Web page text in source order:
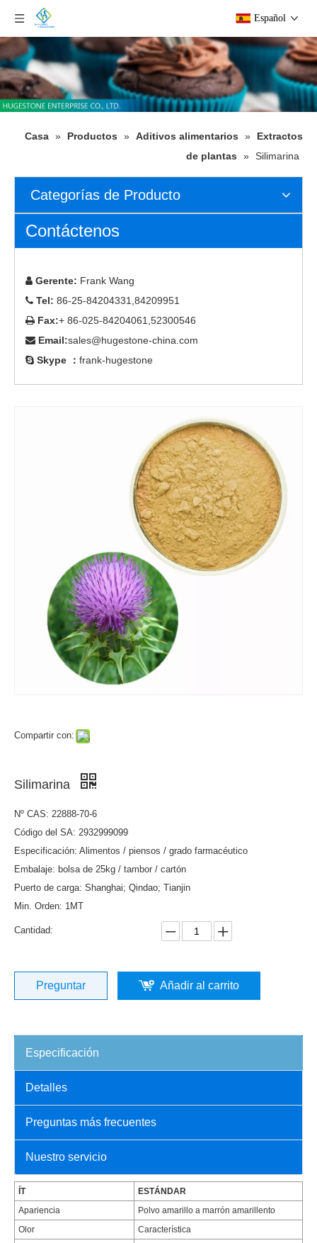
Español
Casa » Productos » Aditivos alimentarios »
Extractos
de plantas
» Silimarina
Categorías de Producto
Contáctenos
 Gerente: Frank Wang
 Tel: 86-25-84204331,84209951
 Fax:+ 86-025-84204061,52300546
 Email:sales@hugestone-china.com
 Skype ： frank-hugestone
Compartir con:
Silimarina
Nº CAS: 22888-70-6
Código del SA: 2932999099
Especificación: Alimentos / piensos / grado farmacéutico
Embalaje: bolsa de 25kg / tambor / cartón
Puerto de carga: Shanghai; Qindao; Tianjin
Min. Orden: 1MT
Cantidad:
Preguntar Añadir al carrito
Especificación
Detalles
Preguntas más frecuentes
Nuestro servicio
ÍT
ESTÁNDAR
Apariencia
Polvo amarillo a marrón amarillento
Olor
Característica